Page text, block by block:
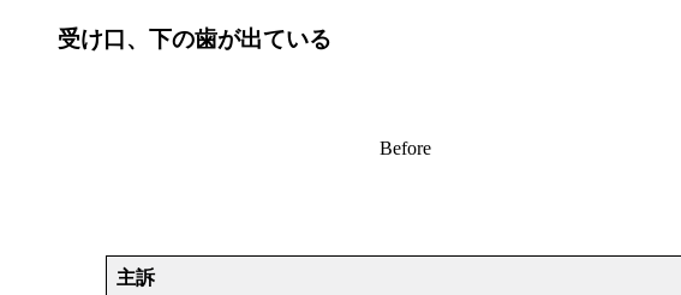
受け口、下の歯が出ている
Before
主訴